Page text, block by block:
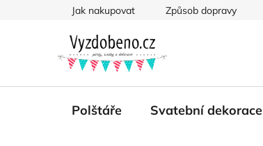
Jak nakupovat Způsob dopravy
Polštáře Svatební dekorace